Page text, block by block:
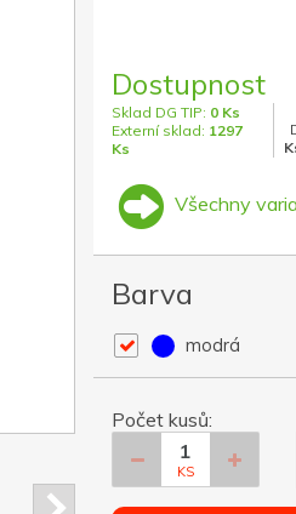
Dostupnost
Sklad DG TIP: 0 Ks
Externí sklad: 1297
Ks
Všechny
Barva
modrá
Počet kusů:
KS